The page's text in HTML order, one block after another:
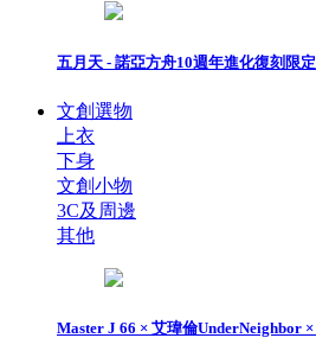
五月天 - 諾亞方舟10週年進化復刻限
文創選物
上衣
下身
文創小物
3C及周邊
其他
Master J 66 × 艾瑋倫UnderNeighbor